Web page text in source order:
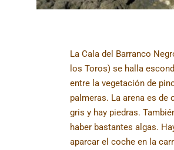
La Cala del Barranco
los Toros) se halla
entre la vegetación de
palmeras. La arena es de
gris y hay piedras.
haber bastantes algas.
aparcar el coche en la